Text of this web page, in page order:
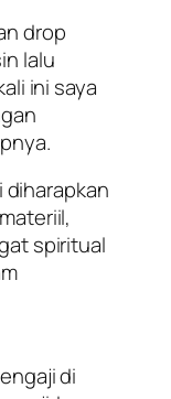
drop
lalu
ini saya
diharapkan
spiritual
di